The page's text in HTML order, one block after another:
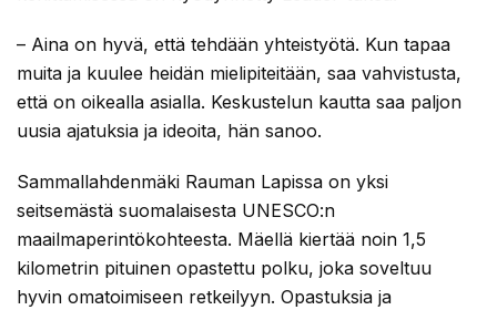
– Aina on hyvä, että tehdään yhteistyötä. Kun tapaa
muita ja kuulee heidän mielipiteitään, saa vahvistusta,
että on oikealla asialla. Keskustelun kautta saa paljon
uusia ajatuksia ja ideoita, hän sanoo.
Sammallahdenmäki Rauman Lapissa on yksi
seitsemästä suomalaisesta UNESCO:n
maailmaperintökohteesta. Mäellä kiertää noin 1,5
kilometrin pituinen opastettu polku, joka soveltuu
hyvin omatoimiseen retkeilyyn. Opastuksia ja